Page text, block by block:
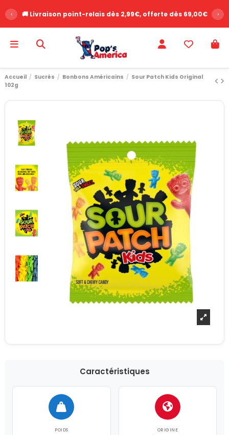
‹ 🚚 Livraison point-relais dès 2,99€, offerte dès 69,00€ ›
Accueil Sucrés Bonbons Américains
Sour Patch Kids Original
102g
Caractéristiques
POIDS ORIGINE